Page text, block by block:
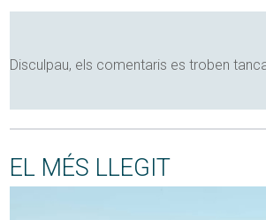
Disculpau, els comentaris es troben
EL MÉS LLEGIT